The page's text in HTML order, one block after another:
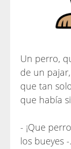
Un perro,
de un
que tan
que había
- ¡Que
los bueyes